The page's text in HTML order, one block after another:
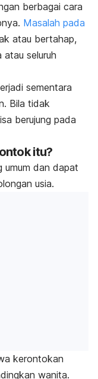
berbagai cara
Masalah pada
atau bertahap,
atau seluruh
sementara
Bila tidak
berujung pada
itu?
umum dan dapat
usia.
kerontokan
wanita.